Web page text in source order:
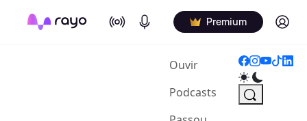
On Air Podcasts Premium Log in
Ouvir(current)
Podcasts